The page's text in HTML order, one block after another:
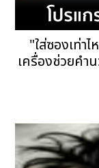
"ใส่ซองเท่
เครื่องช่วยคำ